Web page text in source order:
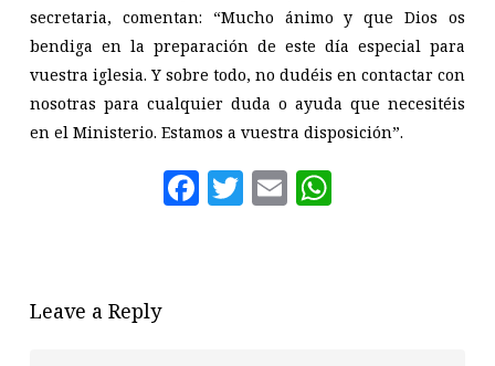
secretaria, comentan: “Mucho ánimo y que Dios os
bendiga en la preparación de este día especial para
vuestra iglesia. Y sobre todo, no dudéis en contactar con
nosotras para cualquier duda o ayuda que necesitéis
en el Ministerio. Estamos a vuestra disposición”.
Facebook
Twitter
Email
Leave a Reply